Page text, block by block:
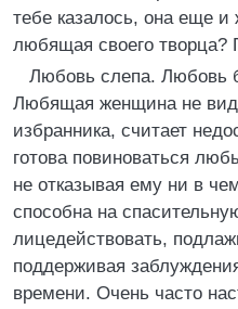
тебе казалось, она еще
любящая своего творца?
Любовь слепа. Любовь
Любящая женщина не
избранника, считает
готова повиноваться
не отказывая ему ни в
способна на
лицедействовать,
поддерживая
времени. Очень часто